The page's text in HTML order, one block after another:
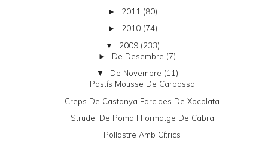
► 2011 (80)
► 2010 (74)
▼ 2009 (233)
► De Desembre (7)
▼ De Novembre (11)
Pastís Mousse De Carbassa
Creps De Castanya Farcides De Xocolata
Strudel De Poma I Formatge De Cabra
Pollastre Amb Cítrics